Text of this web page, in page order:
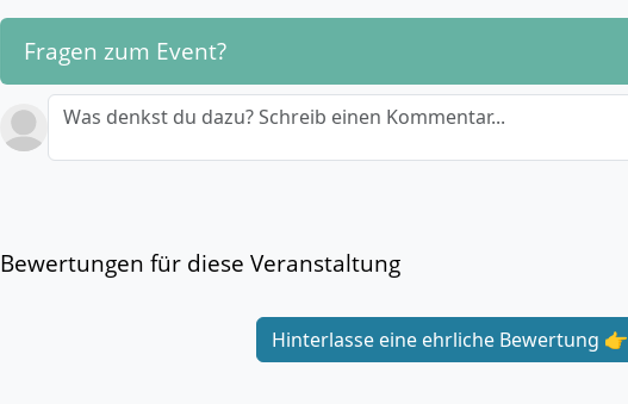
Fragen zum Event?
Was denkst du dazu? Schreib einen Kommentar...
Bewertungen für diese Veranstaltung
Hinterlasse eine ehrliche Bewertung 👉